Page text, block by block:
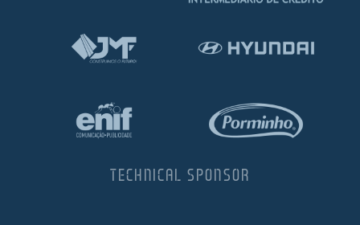
TECHNICAL SPONSOR